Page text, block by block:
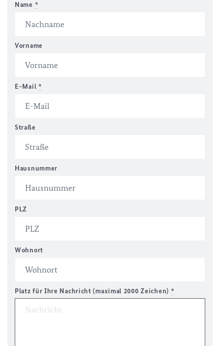
Name *
Vorname
E-Mail *
Straße
Hausnummer
PLZ
Wohnort
Platz für Ihre Nachricht (maximal 2000 Zeichen) *